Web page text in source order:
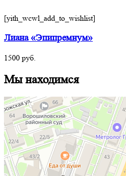
[yith_wcwl_add_to_wishlist]
Лиана «Эпипремнум»
1500 руб.
Мы находимся